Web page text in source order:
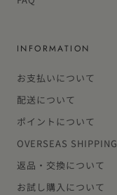
INFORMATION
お支払いについて
配送について
ポイントについて
OVERSEAS SHIPPING
返品・交換について
お試し購入について